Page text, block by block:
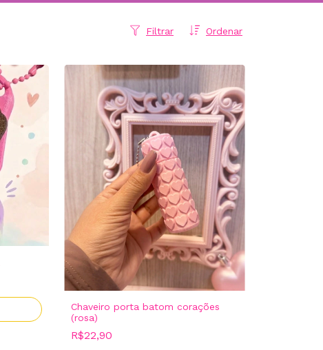
Ordenar
Filtrar
Chaveiro porta batom corações
(rosa)
R$22,90